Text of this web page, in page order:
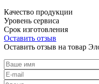
Качество продукции
Уровень сервиса
Срок изготовления
Оставить отзыв
Оставить отзыв на товар